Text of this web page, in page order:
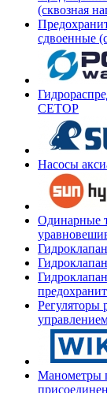
(сквозная
сдвоенные
СЕТОР
Насосы
Одинарные
Регуляторы
Манометры